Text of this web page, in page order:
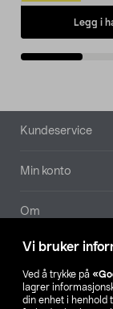
Vi bruker
Ved å trykke på
lagrer
din enhet i henhold
Legg i
Bunntekst
Kundeservice
Min konto
Om
Aktuelt
Våre selskaper